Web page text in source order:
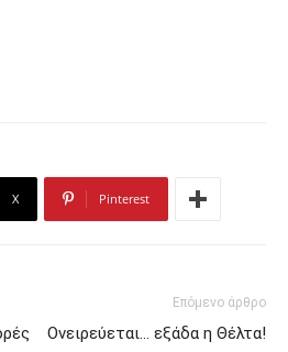
X Pinterest
Επόμενο άρθρο
Ονειρεύεται… εξάδα η Θέλτα!